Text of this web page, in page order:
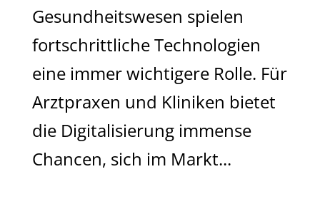
Gesundheitswesen spielen
fortschrittliche Technologien
eine immer wichtigere Rolle. Für
Arztpraxen und Kliniken bietet
die Digitalisierung immense
Chancen, sich im Markt...